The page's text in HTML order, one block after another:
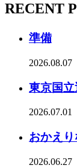
RECENT
準備
2026.08.07
東京国
2026.07.01
おかえ
2026.06.27